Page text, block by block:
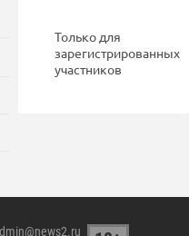
Только для
зарегистрированных
участников